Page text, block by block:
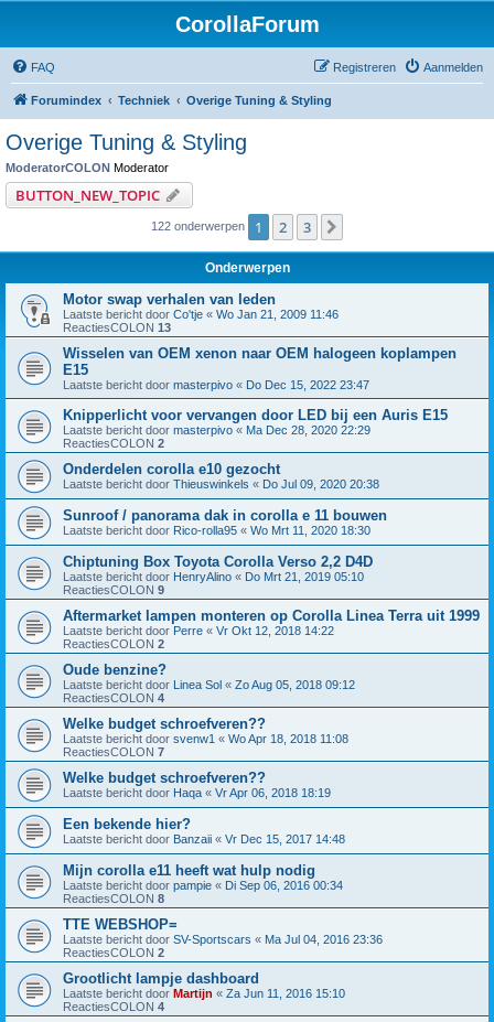
CorollaForum
FAQ Aanmelden
Registreren
Forumindex Techniek Overige Tuning & Styling
Overige Tuning & Styling
ModeratorCOLON Moderator
BUTTON_NEW_TOPIC
122 onderwerpen 1 2 3
Onderwerpen
Motor swap verhalen van leden
Laatste bericht door Co'tje « Wo Jan 21, 2009 11:46
ReactiesCOLON 13
Wisselen van OEM xenon naar OEM halogeen koplampen
E15
Laatste bericht door masterpivo « Do Dec 15, 2022 23:47
Knipperlicht voor vervangen door LED bij een Auris E15
Laatste bericht door masterpivo « Ma Dec 28, 2020 22:29
ReactiesCOLON 2
Onderdelen corolla e10 gezocht
Laatste bericht door Thieuswinkels « Do Jul 09, 2020 20:38
Sunroof / panorama dak in corolla e 11 bouwen
Laatste bericht door Rico-rolla95 « Wo Mrt 11, 2020 18:30
Chiptuning Box Toyota Corolla Verso 2,2 D4D
Laatste bericht door HenryAlino « Do Mrt 21, 2019 05:10
ReactiesCOLON 9
Aftermarket lampen monteren op Corolla Linea Terra uit 1999
Laatste bericht door Perre « Vr Okt 12, 2018 14:22
ReactiesCOLON 2
Oude benzine?
Laatste bericht door Linea Sol « Zo Aug 05, 2018 09:12
ReactiesCOLON 4
Welke budget schroefveren??
Laatste bericht door svenw1 « Wo Apr 18, 2018 11:08
ReactiesCOLON 7
Welke budget schroefveren??
Laatste bericht door Haqa « Vr Apr 06, 2018 18:19
Een bekende hier?
Laatste bericht door Banzaii « Vr Dec 15, 2017 14:48
Mijn corolla e11 heeft wat hulp nodig
Laatste bericht door pampie « Di Sep 06, 2016 00:34
ReactiesCOLON 8
TTE WEBSHOP=
Laatste bericht door SV-Sportscars « Ma Jul 04, 2016 23:36
ReactiesCOLON 2
Grootlicht lampje dashboard
Laatste bericht door Martijn « Za Jun 11, 2016 15:10
ReactiesCOLON 4